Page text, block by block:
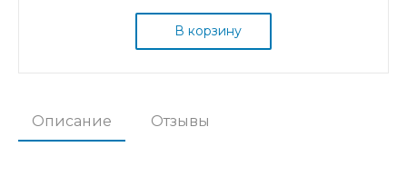
В корзину
Описание Отзывы